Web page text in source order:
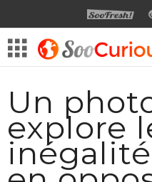
Un
explore